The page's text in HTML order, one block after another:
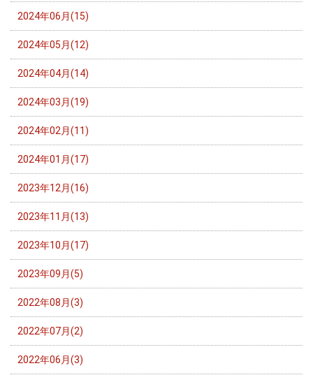
2024年06月(15)
2024年05月(12)
2024年04月(14)
2024年03月(19)
2024年02月(11)
2024年01月(17)
2023年12月(16)
2023年11月(13)
2023年10月(17)
2023年09月(5)
2022年08月(3)
2022年07月(2)
2022年06月(3)